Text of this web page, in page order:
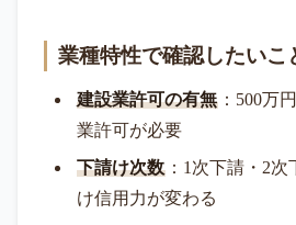
業種特性で確認したいこ
建設業許可の有無 ：500万
業許可が必要
下請け次数 ：1次下請・2
け信用力が変わる